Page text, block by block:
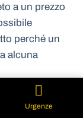
a un prezzo
perché un
alcuna
a
Urgenze